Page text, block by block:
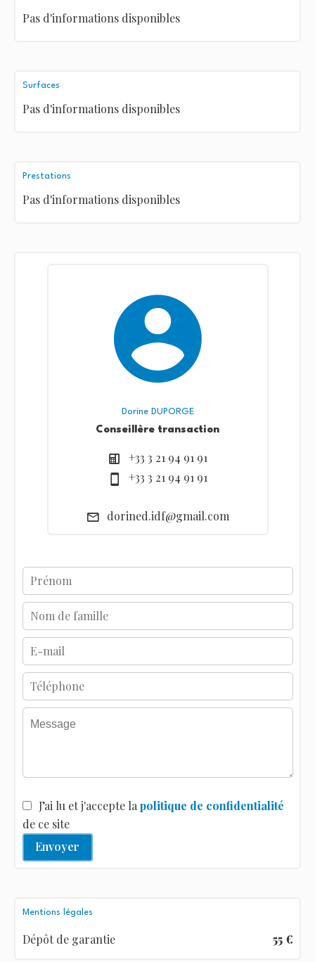
Pas d'informations disponibles
Surfaces
Pas d'informations disponibles
Prestations
Pas d'informations disponibles
Dorine DUPORGE
Conseillère transaction
+33 3 21 94 91 91
+33 3 21 94 91 91
dorined.idf@gmail.com
J’ai lu et j'accepte la politique de confidentialité
de ce site
Envoyer
Mentions légales
Dépôt de garantie 55 €